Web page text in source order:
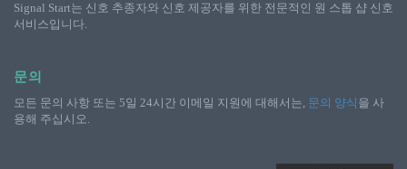
Signal Start는 신호 추종자와 신호 제공자를 위한 전문적인 원 스톱 샵 신호
서비스입니다.
문의
모든 문의 사항 또는 5일 24시간 이메일 지원에 대해서는, 문의 양식 을 사
용해 주십시오.